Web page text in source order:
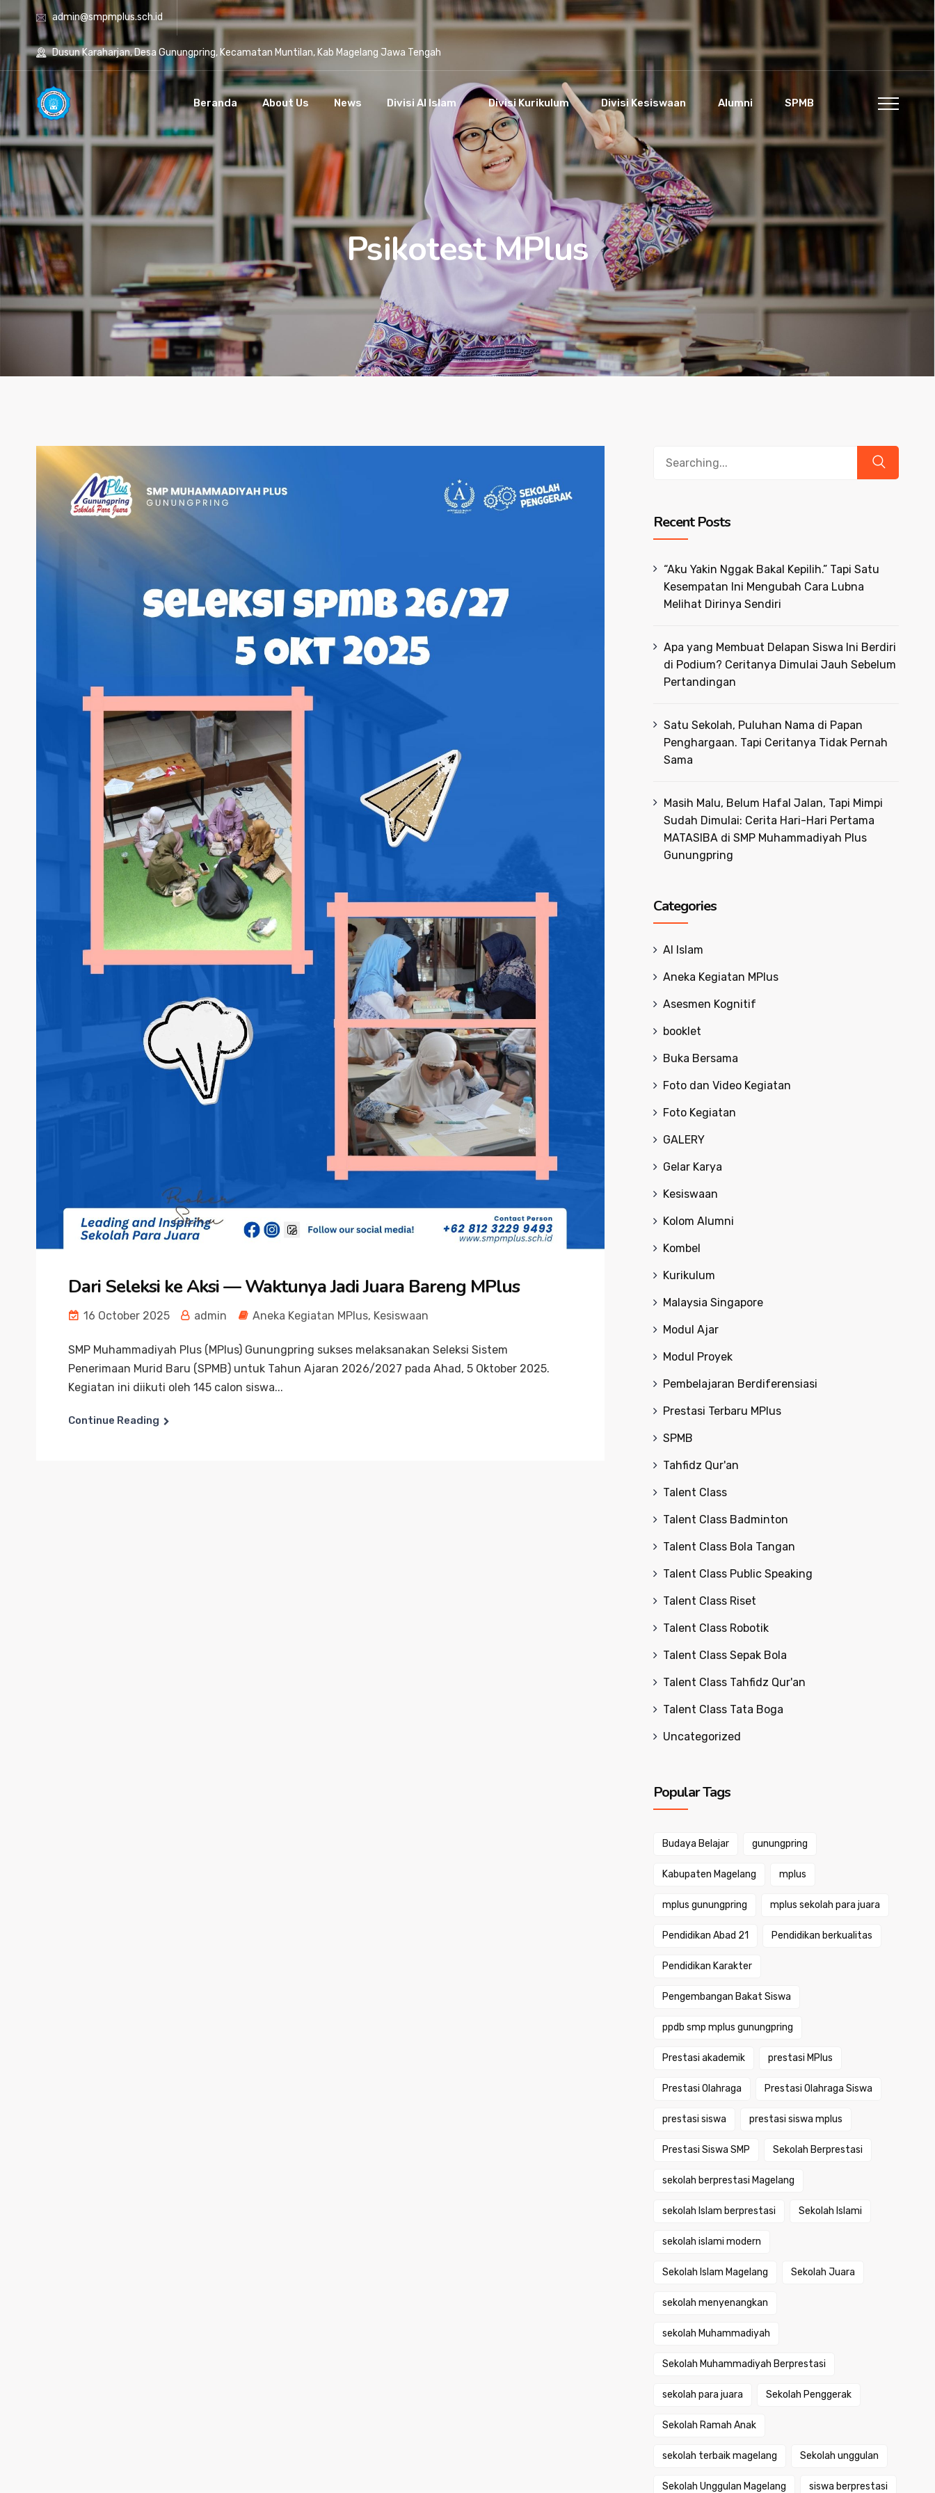
admin@smpmplus.sch.id
Dusun Karaharjan, Desa Gunungpring, Kecamatan Muntilan, Kab Magelang Jawa Tengah
Beranda About Us News Divisi Al Islam Divisi Kurikulum Divisi Kesiswaan Alumni SPMB
Psikotest MPlus
Dari Seleksi ke Aksi — Waktunya Jadi Juara Bareng MPlus
16 October 2025 admin Aneka Kegiatan MPlus, Kesiswaan
SMP Muhammadiyah Plus (MPlus) Gunungpring sukses melaksanakan Seleksi Sistem
Penerimaan Murid Baru (SPMB) untuk Tahun Ajaran 2026/2027 pada Ahad, 5 Oktober 2025.
Kegiatan ini diikuti oleh 145 calon siswa...
Continue Reading
Recent Posts
“Aku Yakin Nggak Bakal Kepilih.” Tapi Satu
Kesempatan Ini Mengubah Cara Lubna
Melihat Dirinya Sendiri
Apa yang Membuat Delapan Siswa Ini Berdiri
di Podium? Ceritanya Dimulai Jauh Sebelum
Pertandingan
Satu Sekolah, Puluhan Nama di Papan
Penghargaan. Tapi Ceritanya Tidak Pernah
Sama
Masih Malu, Belum Hafal Jalan, Tapi Mimpi
Sudah Dimulai: Cerita Hari-Hari Pertama
MATASIBA di SMP Muhammadiyah Plus
Gunungpring
Categories
Al Islam
Aneka Kegiatan MPlus
Asesmen Kognitif
booklet
Buka Bersama
Foto dan Video Kegiatan
Foto Kegiatan
GALERY
Gelar Karya
Kesiswaan
Kolom Alumni
Kombel
Kurikulum
Malaysia Singapore
Modul Ajar
Modul Proyek
Pembelajaran Berdiferensiasi
Prestasi Terbaru MPlus
SPMB
Tahfidz Qur'an
Talent Class
Talent Class Badminton
Talent Class Bola Tangan
Talent Class Public Speaking
Talent Class Riset
Talent Class Robotik
Talent Class Sepak Bola
Talent Class Tahfidz Qur'an
Talent Class Tata Boga
Uncategorized
Popular Tags
Budaya Belajar gunungpring
Kabupaten Magelang mplus
mplus gunungpring mplus sekolah para juara
Pendidikan Abad 21 Pendidikan berkualitas
Pendidikan Karakter
Pengembangan Bakat Siswa
ppdb smp mplus gunungpring
Prestasi akademik prestasi MPlus
Prestasi Olahraga Prestasi Olahraga Siswa
prestasi siswa prestasi siswa mplus
Prestasi Siswa SMP Sekolah Berprestasi
sekolah berprestasi Magelang
sekolah Islam berprestasi Sekolah Islami
sekolah islami modern
Sekolah Islam Magelang Sekolah Juara
sekolah menyenangkan
sekolah Muhammadiyah
Sekolah Muhammadiyah Berprestasi
sekolah para juara Sekolah Penggerak
Sekolah Ramah Anak
sekolah terbaik magelang Sekolah unggulan
Sekolah Unggulan Magelang siswa berprestasi